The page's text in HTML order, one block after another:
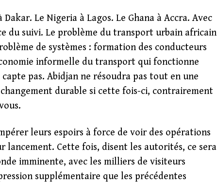
Le Nigeria à Lagos. Le Ghana à Accra. Avec
du suivi. Le problème du transport urbain africain
de systèmes : formation des conducteurs
informelle du transport qui fonctionne
pas. Abidjan ne résoudra pas tout en une
durable si cette fois-ci, contrairement
leurs espoirs à force de voir des opérations
lancement. Cette fois, disent les autorités, ce sera
imminente, avec les milliers de visiteurs
supplémentaire que les précédentes